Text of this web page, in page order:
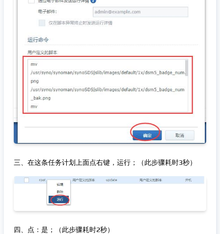
三、在这条任务计划上面点右键，运行；（此步骤耗时3秒）
四、点：是；（此步骤耗时2秒）